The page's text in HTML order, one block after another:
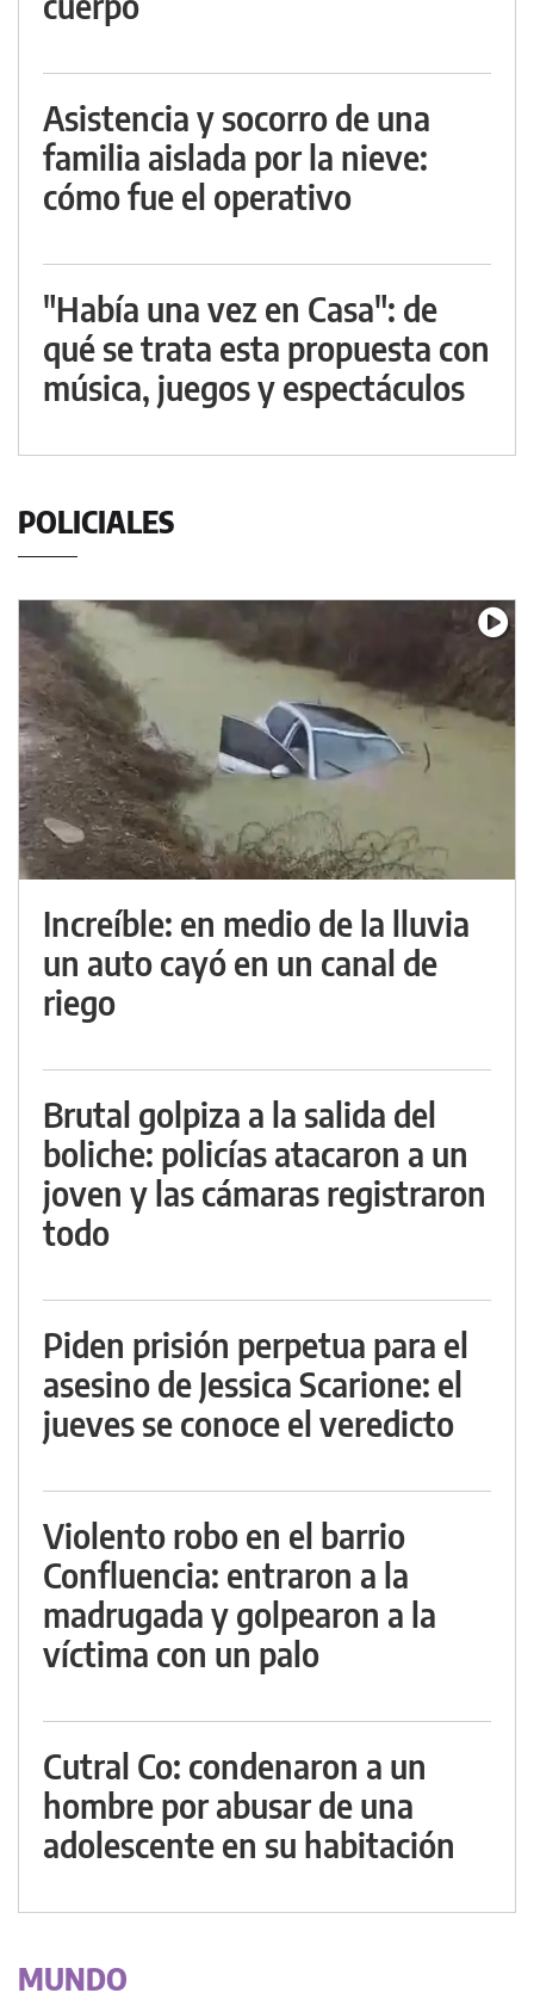
Asistencia y socorro de una
familia aislada por la nieve:
cómo fue el operativo
"Había una vez en Casa": de
qué se trata esta propuesta con
música, juegos y espectáculos
POLICIALES
Increíble: en medio de la lluvia
un auto cayó en un canal de
riego
Brutal golpiza a la salida del
boliche: policías atacaron a un
joven y las cámaras registraron
todo
Piden prisión perpetua para el
asesino de Jessica Scarione: el
jueves se conoce el veredicto
Violento robo en el barrio
Confluencia: entraron a la
madrugada y golpearon a la
víctima con un palo
Cutral Co: condenaron a un
hombre por abusar de una
adolescente en su habitación
MUNDO